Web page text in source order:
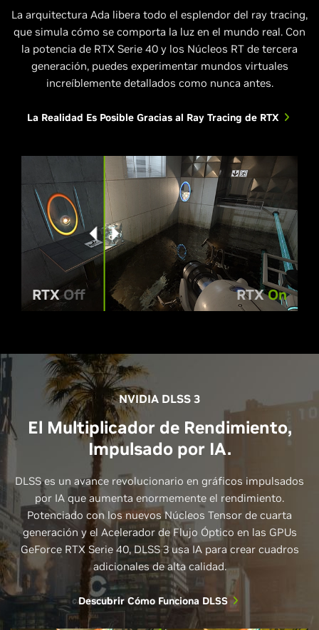
La arquitectura Ada libera todo el esplendor del ray tracing,
que simula cómo se comporta la luz en el mundo real. Con
la potencia de RTX Serie 40 y los Núcleos RT de tercera
generación, puedes experimentar mundos virtuales
increíblemente detallados como nunca antes.
La Realidad Es Posible Gracias al Ray Tracing de RTX
RTXOn
RTXOff
NVIDIA DLSS 3
El Multiplicador de Rendimiento,
Impulsado por IA.
DLSS es un avance revolucionario en gráficos impulsados
por IA que aumenta enormemente el rendimiento.
Potenciado con los nuevos Núcleos Tensor de cuarta
generación y el Acelerador de Flujo Óptico en las GPUs
GeForce RTX Serie 40, DLSS 3 usa IA para crear cuadros
adicionales de alta calidad.
Descubrir Cómo Funciona DLSS